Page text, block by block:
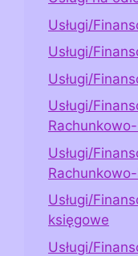
Usługi/
Usługi/
Usługi/
Usługi/
Usługi/
Usługi/
księgowe
Usługi/